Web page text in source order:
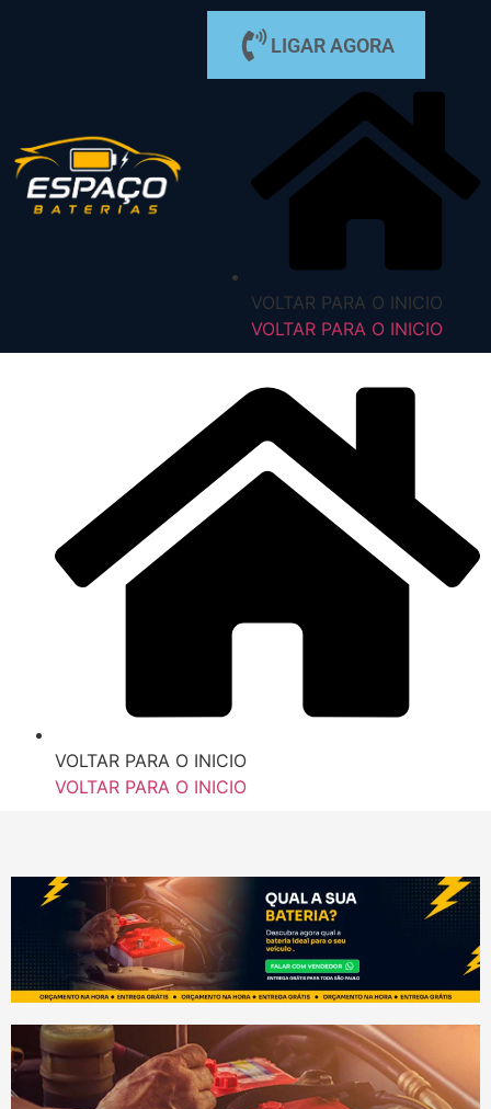
LIGAR AGORA
VOLTAR PARA O INICIO
VOLTAR PARA O INICIO
VOLTAR PARA O INICIO
VOLTAR PARA O INICIO